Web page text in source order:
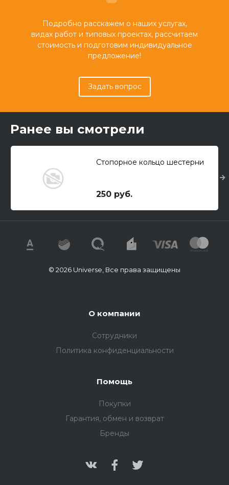
Подробно расскажем о наших услугах,
видах работ и типовых проектах, рассчитаем
стоимость и подготовим индивидуальное
предложение!
Задать вопрос
Ранее вы смотрели
Стопорное кольцо шестерни
250 руб.
© 2026 Universe, Все права защищены
О компании
Сотрудники
Политика конфиденциальности
Помощь
Покупки
Гарантия, обмен и возврат
Бренды